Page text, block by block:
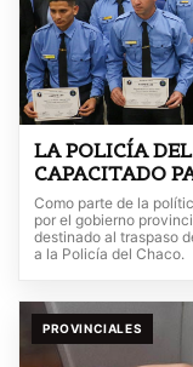
LA POLICÍA
CAPACITADO
Como parte de la
por el gobierno
destinado al traspaso
a la Policía del Chaco.
PROVINCIALES